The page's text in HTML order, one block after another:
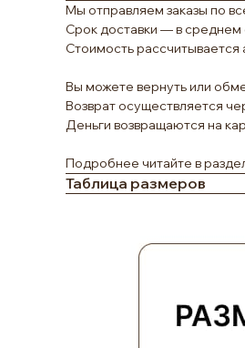
Мы отправляем заказы по
Срок доставки — в среднем
Стоимость рассчитывается
Вы можете вернуть или
Возврат осуществляется
Деньги возвращаются на
Подробнее читайте в
Таблица размеров